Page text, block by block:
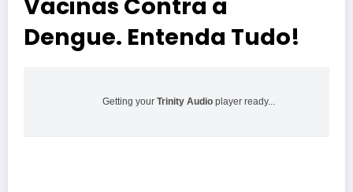
Dengue. Entenda Tudo!
Getting your Trinity Audio player ready...